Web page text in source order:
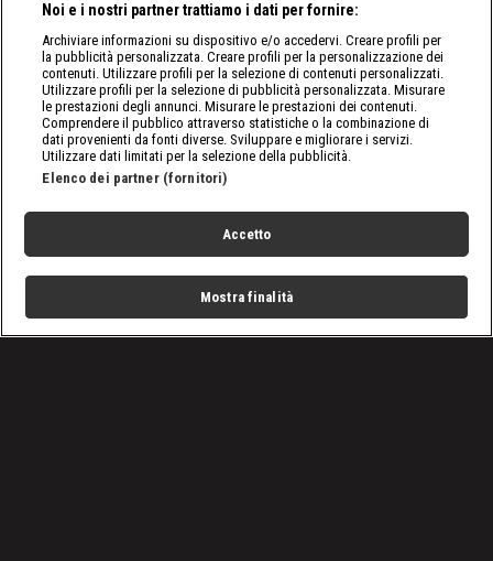
Noi e i nostri partner trattiamo i dati per fornire:
Archiviare informazioni su dispositivo e/o accedervi. Creare profili per
la pubblicità personalizzata. Creare profili per la personalizzazione dei
contenuti. Utilizzare profili per la selezione di contenuti personalizzati.
Utilizzare profili per la selezione di pubblicità personalizzata. Misurare
le prestazioni degli annunci. Misurare le prestazioni dei contenuti.
Comprendere il pubblico attraverso statistiche o la combinazione di
dati provenienti da fonti diverse. Sviluppare e migliorare i servizi.
Utilizzare dati limitati per la selezione della pubblicità.
Elenco dei partner (fornitori)
Accetto
Mostra finalità